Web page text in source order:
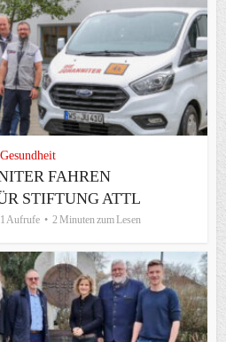
Gesundheit
FAHREN
STIFTUNG ATTL
Aufrufe 2 Minuten zum Lesen